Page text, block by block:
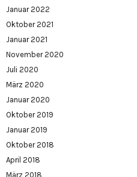
Januar 2022
Oktober 2021
Januar 2021
November 2020
Juli 2020
März 2020
Januar 2020
Oktober 2019
Januar 2019
Oktober 2018
April 2018
März 2018